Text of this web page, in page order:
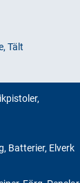
Tält
Batterier, Elverk